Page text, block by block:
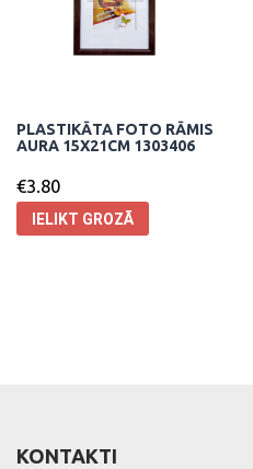
PLASTIKĀTA FOTO RĀMIS
AURA 15X21CM 1303406
€3.80
IELIKT GROZĀ
KONTAKTI